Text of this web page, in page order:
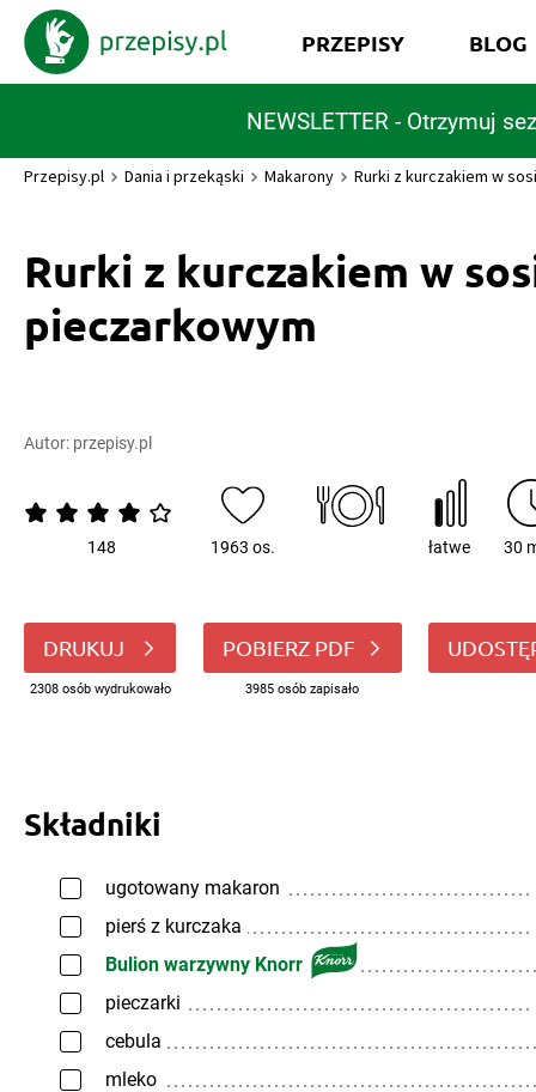
NEWSLETTER - Otrzymuj
PRZEPISY BLOG
Przepisy.pl Dania i przekąski Makarony Rurki z kurczakiem w
Rurki z kurczakiem w
pieczarkowym
Autor: przepisy.pl
148 1963 os. łatwe 30
DRUKUJ
2308 osób wydrukowało
POBIERZ PDF
3985 osób zapisało
Składniki
ugotowany makaron
pierś z kurczaka
Bulion warzywny Knorr
pieczarki
cebula
mleko